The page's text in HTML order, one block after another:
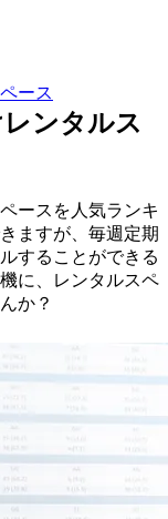
ース
レンタルス
ースを人気ランキ
ますが、毎週定期
することができる
に、レンタルスペ
か？